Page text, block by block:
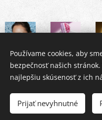
Používame cookies, aby
bezpečnosť našich
najlepšiu skúsenosť z ich
Prijať nevyhnutné